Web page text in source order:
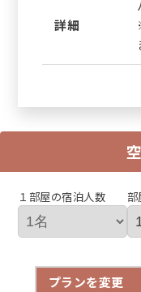
詳細
１部屋の宿泊人数
プランを変更